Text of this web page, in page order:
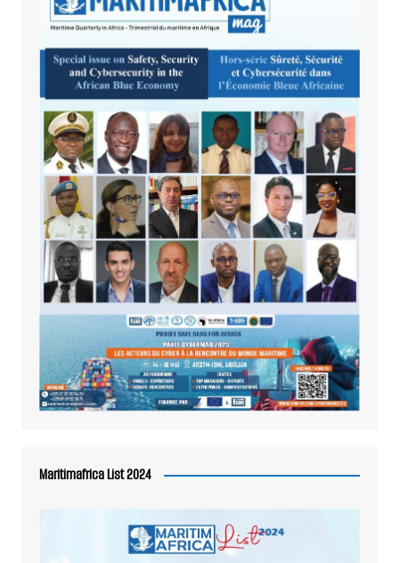
Maritimafrica List 2024